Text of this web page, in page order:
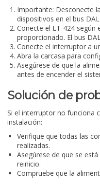
Importante: Desconecte
dispositivos en el bus
Conecte el LT-424 según
proporcionado. El bus
Conecte el interruptor a
Abra la carcasa para
Asegúrese de que la
antes de encender el
Solución de
Si el interruptor no funciona
instalación:
Verifique que todas las
realizadas.
Asegúrese de que se
reinicio.
Compruebe que la